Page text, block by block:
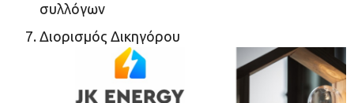
συλλόγων
Διορισμός Δικηγόρου